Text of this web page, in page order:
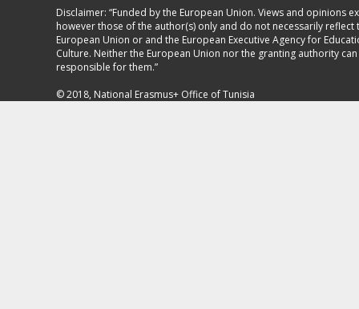
Disclaimer: “Funded by the European Union. Views and opinions
however those of the author(s) only and do not necessarily reflect
European Union or and the European Executive Agency for
Culture. Neither the European Union nor the granting authority
responsible for them.”
© 2018, National Erasmus+ Office of Tunisia